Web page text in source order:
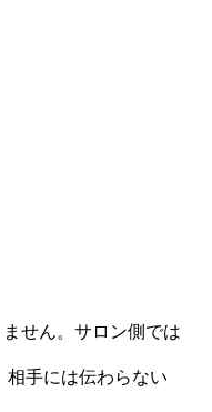
せん。サロン側では
相手には伝わらない